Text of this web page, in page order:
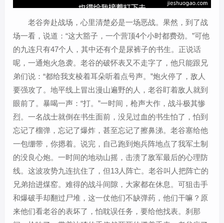
老谷奔赴战场，心里清楚必是一场恶战。果然，到了战
场一看，说道：“这大豁子，一个营顶4个小时都费劲。”可他
的九连只有47个人，其中还有个是尿裤子的书生。正说话
呢，一通炮火急袭。老谷的破怀表又不走字了，他只能跟兄
弟们说：“都给我支棱着耳朵听着点号声。”炮火停了，敌人
要强攻了。地平线上冒出漫山遍野的人，老谷盯着敌人就到
眼前了。暴喝一声：“打。”一时间，枪声大作，战斗极其惨
烈。一名战士就倒在书生面前，没见过血的书生怕了，怕到
忘记了榴弹，忘记了爆炸，甚至忘记了擦鼻涕。老谷塞给他
一包绷带，你摁着。说完，自己跑到炮兵阵地点了我军土制
的没良心炮。一时间的地动山摇，击溃了敌军最后的心理防
线。这波攻势九连抗住了，但13人阵亡。老谷叫人把阵亡的
兄弟抬进煤窑。难得的战斗间隙，大家都在休息。可狙击手
和爆破手却翻过尸堆，这一仗他们不缺弹药，他们干嘛？原
来他们看老谷的表坏了，怕耽误任务，要给他找表。刹那